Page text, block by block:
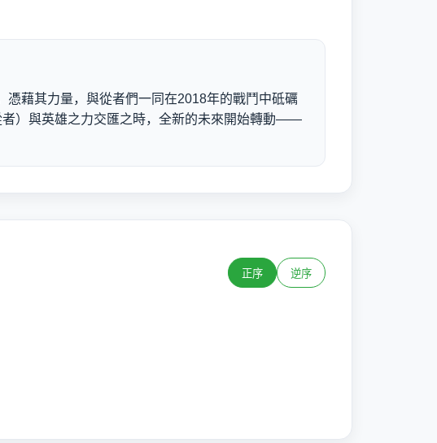
藉其力量，與從者們一同在2018年的戰鬥中砥礪
）與英雄之力交匯之時，全新的未來開始轉動——
正序 逆序